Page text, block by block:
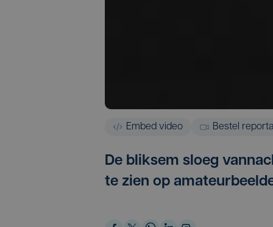
Embed video Bestel
De bliksem sloeg
te zien op